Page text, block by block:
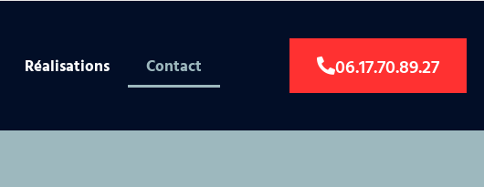
Réalisations Contact 06.17.70.89.27